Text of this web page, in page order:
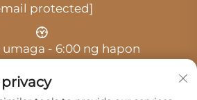
protected]
umaga - 6:00 ng hapon